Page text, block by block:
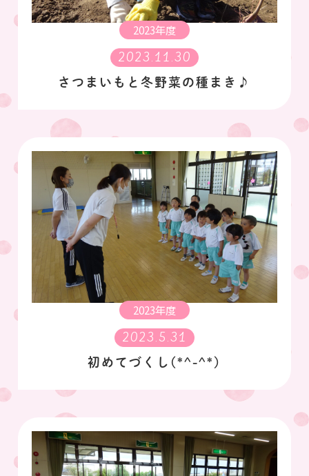
2023年度
2023.11.30
さつまいもと冬野菜の種まき♪
2023年度
2023.5.31
初めてづくし(*^-^*)